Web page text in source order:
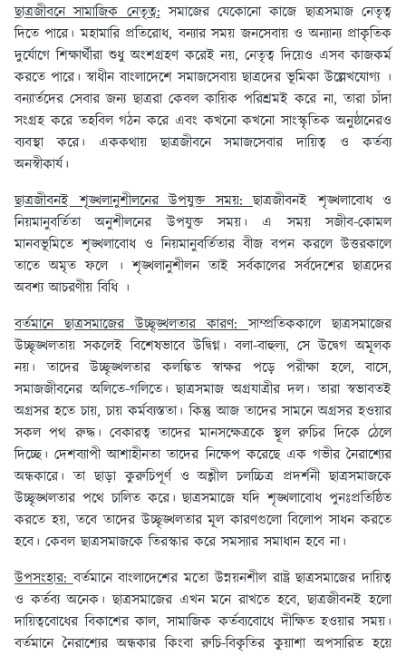
ছাত্রজীবনে সামাজিক নেতৃত্ব:সমাজের যেকোনো কাজে ছাত্রসমাজ নেতৃত্ব
দিতে পারে। মহামারি প্রতিরোধ, বন্যার সময় জনসেবায় ও অন্যান্য প্রাকৃতিক
দুর্যোগে শিক্ষার্থীরা শুধু অংশগ্রহণ করেই নয়, নেতৃত্ব দিয়েও এসব কাজকর্ম
করতে পারে। স্বাধীন বাংলাদেশে সমাজসেবায় ছাত্রদের ভূমিকা উল্লেখযোগ্য ।
বন্যার্তদের সেবার জন্য ছাত্ররা কেবল কায়িক পরিশ্রমই করে না, তারা চাঁদা
সংগ্রহ করে তহবিল গঠন করে এবং কখনো কখনো সাংস্কৃতিক অনুষ্ঠানেরও
ব্যবস্থা করে। এককথায় ছাত্রজীবনে সমাজসেবার দায়িত্ব ও কর্তব্য
অনস্বীকার্য।
ছাত্রজীবনই শৃঙ্খলানুশীলনের উপযুক্ত সময়:ছাত্রজীবনই শৃঙ্খলাবোধ ও
নিয়মানুবর্তিতা অনুশীলনের উপযুক্ত সময়। এ সময় সজীব-কোমল
মানবভূমিতে শৃঙ্খলাবোধ ও নিয়মানুবর্তিতার বীজ বপন করলে উত্তরকালে
তাতে অমৃত ফলে । শৃঙ্খলানুশীলন তাই সর্বকালের সর্বদেশের ছাত্রদের
অবশ্য আচরণীয় বিধি ।
বর্তমানে ছাত্রসমাজের উচ্ছৃঙ্খলতার কারণ:সাম্প্রতিককালে ছাত্রসমাজের
উচ্ছৃঙ্খলতায় সকলেই বিশেষভাবে উদ্বিগ্ন। বলা-বাহুল্য, সে উদ্বেগ অমূলক
নয়। তাদের উচ্ছৃঙ্খলতার কলঙ্কিত স্বাক্ষর পড়ে পরীক্ষা হলে, বাসে,
সমাজজীবনের অলিতে-গলিতে। ছাত্রসমাজ অগ্রযাত্রীর দল। তারা স্বভাবতই
অগ্রসর হতে চায়, চায় কর্মব্যস্ততা। কিন্তু আজ তাদের সামনে অগ্রসর হওয়ার
সকল পথ রুদ্ধ। বেকারত্ব তাদের মানসক্ষেত্রকে স্থূল রুচির দিকে ঠেলে
দিচ্ছে। দেশব্যাপী আশাহীনতা তাদের নিক্ষেপ করেছে এক গভীর নৈরাশ্যের
অন্ধকারে। তা ছাড়া কুরুচিপূর্ণ ও অশ্লীল চলচ্চিত্র প্রদর্শনী ছাত্রসমাজকে
উচ্ছৃঙ্খলতার পথে চালিত করে। ছাত্রসমাজে যদি শৃঙ্খলাবোধ পুনঃপ্রতিষ্ঠিত
করতে হয়, তবে তাদের উচ্ছৃঙ্খলতার মূল কারণগুলো বিলোপ সাধন করতে
হবে। কেবল ছাত্রসমাজকে তিরস্কার করে সমস্যার সমাধান হবে না।
উপসংহার:বর্তমানে বাংলাদেশের মতো উন্নয়নশীল রাষ্ট্র ছাত্রসমাজের দায়িত্ব
ও কর্তব্য অনেক। ছাত্রসমাজের এখন মনে রাখতে হবে, ছাত্রজীবনই হলো
দায়িত্ববোধের বিকাশের কাল, সামাজিক কর্তব্যবোধে দীক্ষিত হওয়ার সময়।
বর্তমানে নৈরাশ্যের অন্ধকার কিংবা রুচি-বিকৃতির কুয়াশা অপসারিত হয়ে